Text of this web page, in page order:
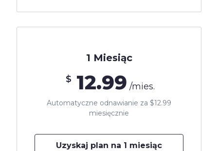
1 Miesiąc
$ 12.99 /mies.
Automatyczne odnawianie za $12.99
miesięcznie
Uzyskaj plan na 1 miesiąc